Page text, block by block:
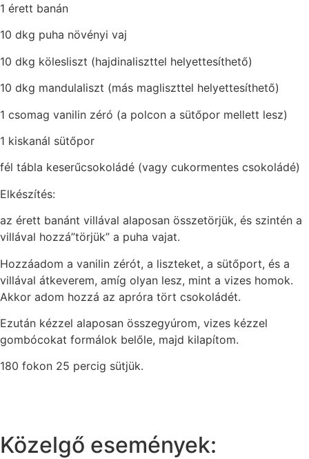
1 érett banán
10 dkg puha növényi vaj
10 dkg kölesliszt (hajdinaliszttel helyettesíthető)
10 dkg mandulaliszt (más magliszttel helyettesíthető)
1 csomag vanilin zéró (a polcon a sütőpor mellett lesz)
1 kiskanál sütőpor
fél tábla keserűcsokoládé (vagy cukormentes csokoládé)
Elkészítés:
az érett banánt villával alaposan összetörjük, és szintén a
villával hozzá”törjük” a puha vajat.
Hozzáadom a vanilin zérót, a liszteket, a sütőport, és a
villával átkeverem, amíg olyan lesz, mint a vizes homok.
Akkor adom hozzá az apróra tört csokoládét.
Ezután kézzel alaposan összegyúrom, vizes kézzel
gombócokat formálok belőle, majd kilapítom.
180 fokon 25 percig sütjük.
Közelgő események: